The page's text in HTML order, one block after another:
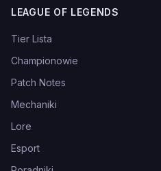
LEAGUE OF LEGENDS
Tier Lista
Championowie
Patch Notes
Mechaniki
Lore
Esport